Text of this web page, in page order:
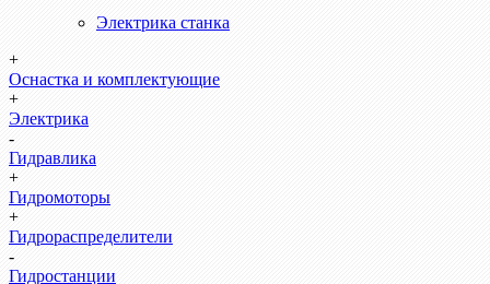
Электрика станка
+
Оснастка и комплектующие
+
Электрика
-
Гидравлика
+
Гидромоторы
+
Гидрораспределители
-
Гидростанции